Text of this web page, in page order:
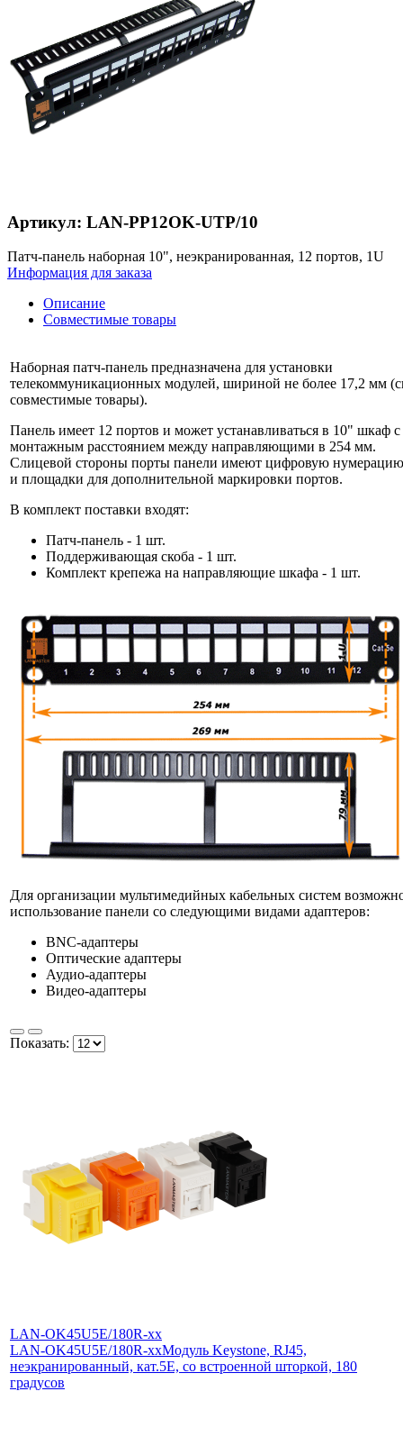
Артикул: LAN-PP12OK-UTP/10
Патч-панель наборная 10", неэкранированная, 12 портов, 1U
Информация для заказа
Описание
Совместимые товары
Наборная патч-панель предназначена для установки
телекоммуникационных модулей, шириной не более 17,2 мм
совместимые товары).
Панель имеет 12 портов и может устанавливаться в 10" шкаф с
монтажным расстоянием между направляющими в 254 мм.
Слицевой стороны порты панели имеют цифровую нумерацию
и площадки для дополнительной маркировки портов.
В комплект поставки входят:
Патч-панель - 1 шт.
Поддерживающая скоба - 1 шт.
Комплект крепежа на направляющие шкафа - 1 шт.
Для организации мультимедийных кабельных систем
использование панели со следующими видами адаптеров:
BNC-адаптеры
Оптические адаптеры
Аудио-адаптеры
Видео-адаптеры
Показать:
LAN-OK45U5E/180R-xx
LAN-OK45U5E/180R-xxМодуль Keystone, RJ45,
неэкранированный, кат.5E, со встроенной шторкой, 180
градусов